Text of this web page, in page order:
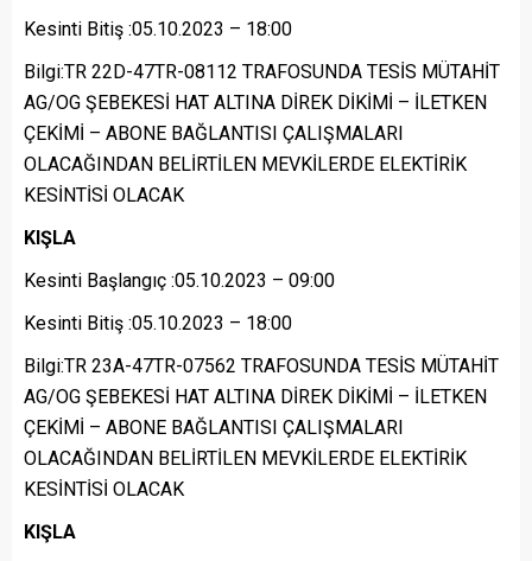
Kesinti Bitiş :05.10.2023 – 18:00
Bilgi:TR 22D-47TR-08112 TRAFOSUNDA TESİS MÜTAHİT
AG/OG ŞEBEKESİ HAT ALTINA DİREK DİKİMİ – İLETKEN
ÇEKİMİ – ABONE BAĞLANTISI ÇALIŞMALARI
OLACAĞINDAN BELİRTİLEN MEVKİLERDE ELEKTİRİK
KESİNTİSİ OLACAK
KIŞLA
Kesinti Başlangıç :05.10.2023 – 09:00
Kesinti Bitiş :05.10.2023 – 18:00
Bilgi:TR 23A-47TR-07562 TRAFOSUNDA TESİS MÜTAHİT
AG/OG ŞEBEKESİ HAT ALTINA DİREK DİKİMİ – İLETKEN
ÇEKİMİ – ABONE BAĞLANTISI ÇALIŞMALARI
OLACAĞINDAN BELİRTİLEN MEVKİLERDE ELEKTİRİK
KESİNTİSİ OLACAK
KIŞLA